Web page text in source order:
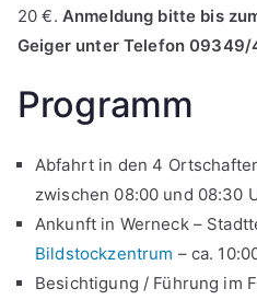
20 €. Anmeldung bitte bis
Geiger unter Telefon 09349/
Programm
Abfahrt in den 4
zwischen 08:00 und 08:30
Ankunft in Werneck –
Bildstockzentrum – ca.
Besichtigung / Führung im